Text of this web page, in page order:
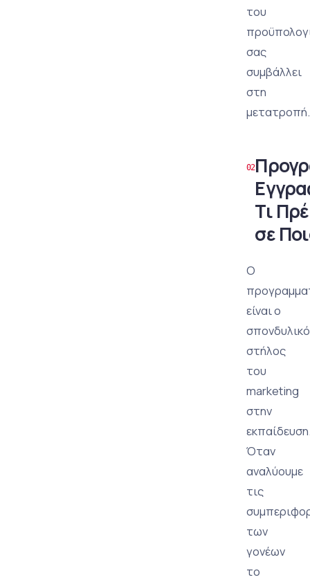
του
σας
συμβάλλει
στη
μετατροπή.
Τι
σε
Ο
είναι ο
στήλος
του
marketing
στην
Όταν
αναλύουμε
τις
των
γονέων
το